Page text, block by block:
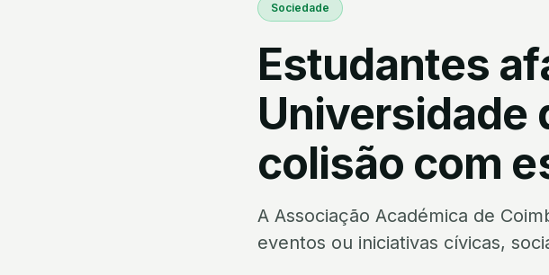
Sociedade
Estudantes
Universidade
colisão com
A Associação Académica de
eventos ou iniciativas cívicas,